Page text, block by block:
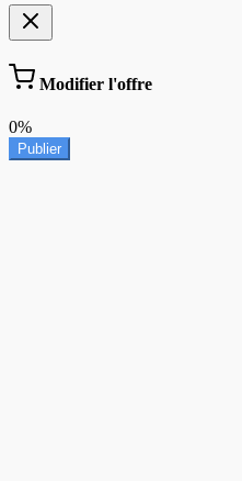
Modifier l'offre
0%
Publier